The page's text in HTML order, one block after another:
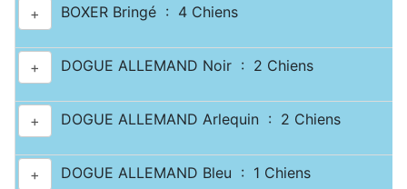
+ BOXER Bringé : 4 Chiens
+ DOGUE ALLEMAND Noir : 2 Chiens
+ DOGUE ALLEMAND Arlequin : 2 Chiens
+ DOGUE ALLEMAND Bleu : 1 Chiens